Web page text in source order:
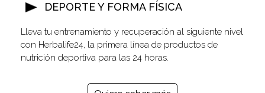
DEPORTE Y FORMA FÍSICA
Lleva tu entrenamiento y recuperación al siguiente nivel
con Herbalife24, la primera línea de productos de
nutrición deportiva para las 24 horas.